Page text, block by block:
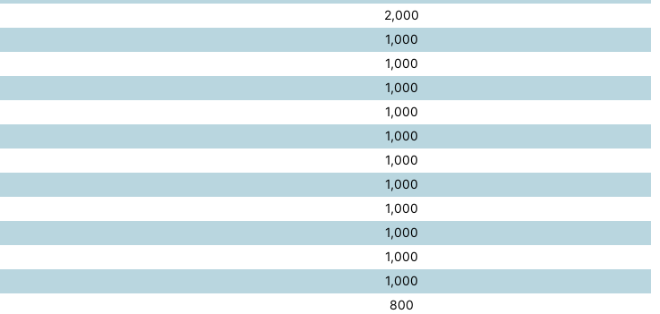
2,000
1,000
1,000
1,000
1,000
1,000
1,000
1,000
1,000
1,000
1,000
1,000
800